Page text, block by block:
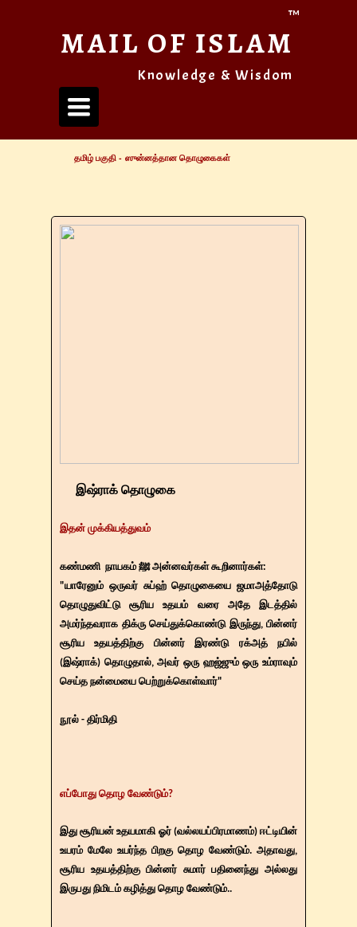
Toggle
navigation
MAIL OF ISLAM
™
Knowledge & Wisdom
இஷ்ராக் தொழுகை
இதன் முக்கியத்துவம்
கண்மணி நாயகம் ﷺ அன்னவர்கள் கூறினார்கள்:
"யாரேனும் ஒருவர் சுப்ஹ் தொழுகையை ஜமாஅத்தோடு
தொழுதுவிட்டு சூரிய உதயம் வரை அதே இடத்தில்
அமர்ந்தவராக திக்ரு செய்துக்கொண்டு இருந்து, பின்னர்
சூரிய உதயத்திற்கு பின்னர் இரண்டு ரக்அத் நபில்
(இஷ்ராக்) தொழுதால், அவர் ஒரு ஹஜ்ஜும் ஒரு உம்ராவும்
செய்த நன்மையை பெற்றுக்கொள்வார்"
நூல் - திர்மிதி
எப்போது தொழ வேண்டும்?
இது சூரியன் உதயமாகி ஓர் (வல்லயப்பிரமாணம்) ஈட்டியின்
உயரம் மேலே உயர்ந்த பிறகு தொழ வேண்டும். அதாவது,
சூரிய உதயத்திற்கு பின்னர் சுமார் பதினைந்து அல்லது
இருபது நிமிடம் கழித்து தொழ வேண்டும்..
தமிழ் பகுதி - ஸுன்னத்தான தொழுகைகள்